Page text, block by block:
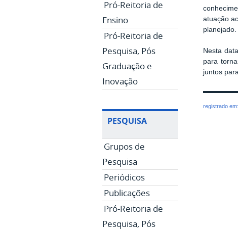
Pró-Reitoria de
Ensino
Pró-Reitoria de
Pesquisa, Pós
Graduação e
Inovação
PESQUISA
Grupos de
Pesquisa
Periódicos
Publicações
Pró-Reitoria de
Pesquisa, Pós
atuação
Nesta
para
juntos
registrado em: